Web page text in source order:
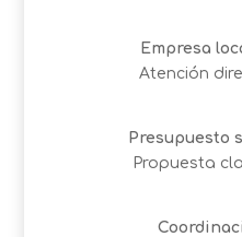
Empresa
Atención
Presupuesto
Propuesta